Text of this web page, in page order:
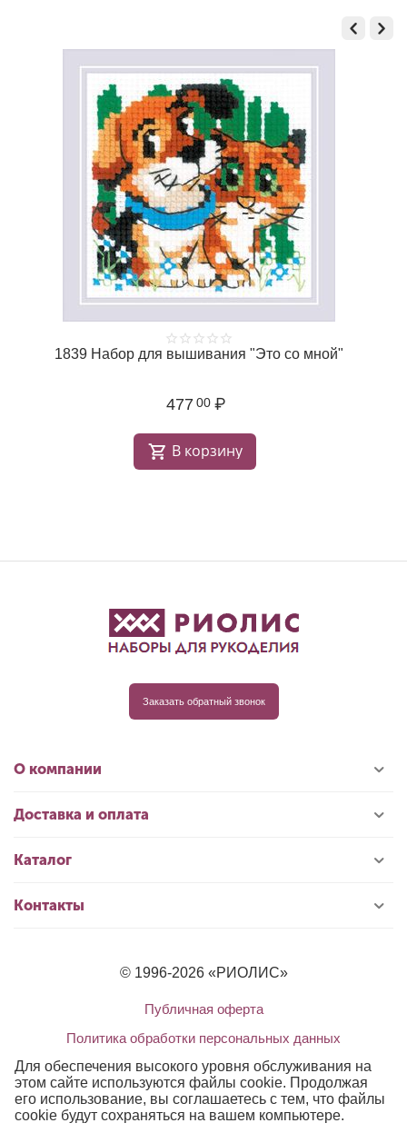
1839 Набор для вышивания "Это со мной"
477 00 ₽
В корзину
Заказать обратный звонок
О компании
Доставка и оплата
Каталог
Контакты
© 1996-2026 «РИОЛИС»
Публичная оферта
Политика обработки персональных данных
Для обеспечения высокого уровня обслуживания на
этом сайте используются файлы cookie. Продолжая
его использование, вы соглашаетесь с тем, что файлы
cookie будут сохраняться на вашем компьютере.